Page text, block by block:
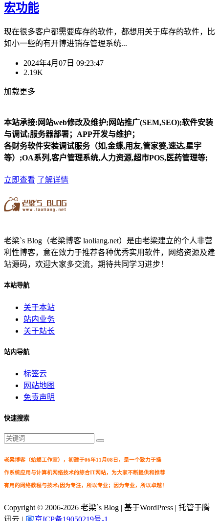
宏功能
现在很多客户都需要库存的软件，都想用关于库存的软件，比
如小一些的有开博进销存管理系统...
2024年4月07日 09:23:47
2.19K
加载更多
本站承接:网站web修改及维护;网站推广(SEM,SEO);软件安装
与调试;服务器部署；APP开发与维护；
各财务软件安装调试服务（如,金蝶,用友,管家婆,速达,星宇
等）;OA系列,客户管理系统,人力资源,超市POS,医药管理等;
立即查看 了解详情
老梁`s Blog（老梁博客 laoliang.net）是由老梁建立的个人非营
利性博客，意在致力于推荐各种优秀实用软件，网络资源及建
站源码，欢迎大家多交流，期待共同学习进步！
本站导航
关于本站
站内业务
关于站长
站内导航
标签云
网站地图
免责声明
快速搜索
老梁博客（蛤蟆工作室），初建于06年11月08日，是一个致力于操
作系统应用与计算机网络技术的综合IT网站，为大家不断提供和推荐
有用的网络教程与技术;因为专注，所以专业；因为专业，所以卓越！
Copyright © 2006-2026 老梁`s Blog | 基于WordPress | 托管于腾
讯云 |
京ICP备19050219号-1